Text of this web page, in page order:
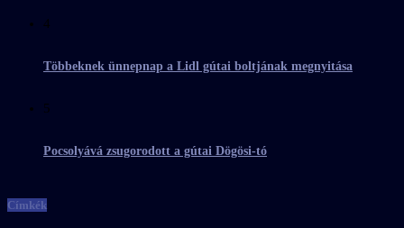
4
Többeknek ünnepnap a Lidl gútai boltjának megnyitása
5
Pocsolyává zsugorodott a gútai Dögösi-tó
Címkék